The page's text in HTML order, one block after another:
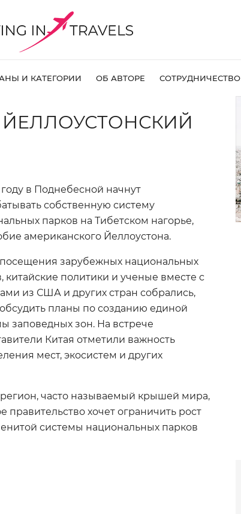
И КАТЕГОРИИ ОБ АВТОРЕ СОТРУДНИЧЕСТВО
ЙЕЛЛОУСТОНСКИЙ
в Поднебесной начнут
собственную систему
парков на Тибетском нагорье,
американского Йеллоустона.
зарубежных национальных
китайские политики и ученые вместе с
из США и других стран собрались,
планы по созданию единой
заповедных зон. На встрече
Китая отметили важность
мест, экосистем и других
часто называемый крышей мира,
хочет ограничить рост
системы национальных парков